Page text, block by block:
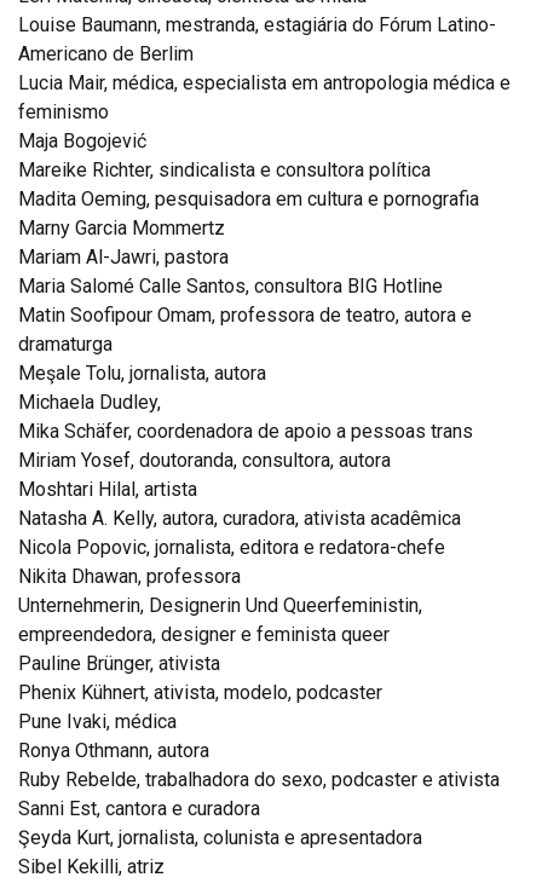
Louise Baumann, mestranda, estagiária do Fórum Latino-
Americano de Berlim
Lucia Mair, médica, especialista em antropologia médica e
feminismo
Maja Bogojević
Mareike Richter, sindicalista e consultora política
Madita Oeming, pesquisadora em cultura e pornografia
Marny Garcia Mommertz
Mariam Al-Jawri, pastora
Maria Salomé Calle Santos, consultora BIG Hotline
Matin Soofipour Omam, professora de teatro, autora e
dramaturga
Meşale Tolu, jornalista, autora
Michaela Dudley,
Mika Schäfer, coordenadora de apoio a pessoas trans
Miriam Yosef, doutoranda, consultora, autora
Moshtari Hilal, artista
Natasha A. Kelly, autora, curadora, ativista acadêmica
Nicola Popovic, jornalista, editora e redatora-chefe
Nikita Dhawan, professora
Unternehmerin, Designerin Und Queerfeministin,
empreendedora, designer e feminista queer
Pauline Brünger, ativista
Phenix Kühnert, ativista, modelo, podcaster
Pune Ivaki, médica
Ronya Othmann, autora
Ruby Rebelde, trabalhadora do sexo, podcaster e ativista
Sanni Est, cantora e curadora
Şeyda Kurt, jornalista, colunista e apresentadora
Sibel Kekilli, atriz